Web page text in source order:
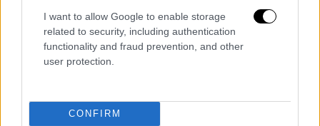
I want to allow Google to enable storage
related to security, including authentication
functionality and fraud prevention, and other
user protection.
CONFIRM
Γεώργιος Κονδύλης , Στυλιανός Γονατάς,
Νεόκοσμος Γρηγοριάδης, Λεωνίδας Σπαής,
Γεώργιος Τσολάκογλου, Παναγιώτης
Δεμέστιχας, Διονύσιος Παπαδόγκωνας,
Καλαμπαλίκης…